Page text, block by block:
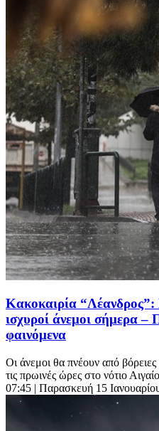
Κακοκαιρία “Λέανδρος”:
ισχυροί άνεμοι σήμερα –
φαινόμενα
Οι άνεμοι θα πνέουν από
τις πρωινές ώρες στο νότιο
07:45 | Παρασκευή 15